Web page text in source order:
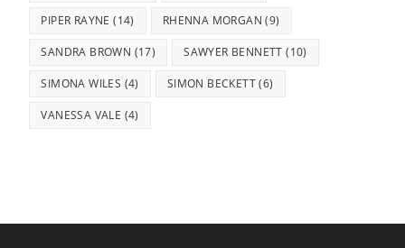
PIPER RAYNE (14) RHENNA MORGAN (9)
SANDRA BROWN (17) SAWYER BENNETT (10)
SIMONA WILES (4) SIMON BECKETT(6)
VANESSA VALE (4)